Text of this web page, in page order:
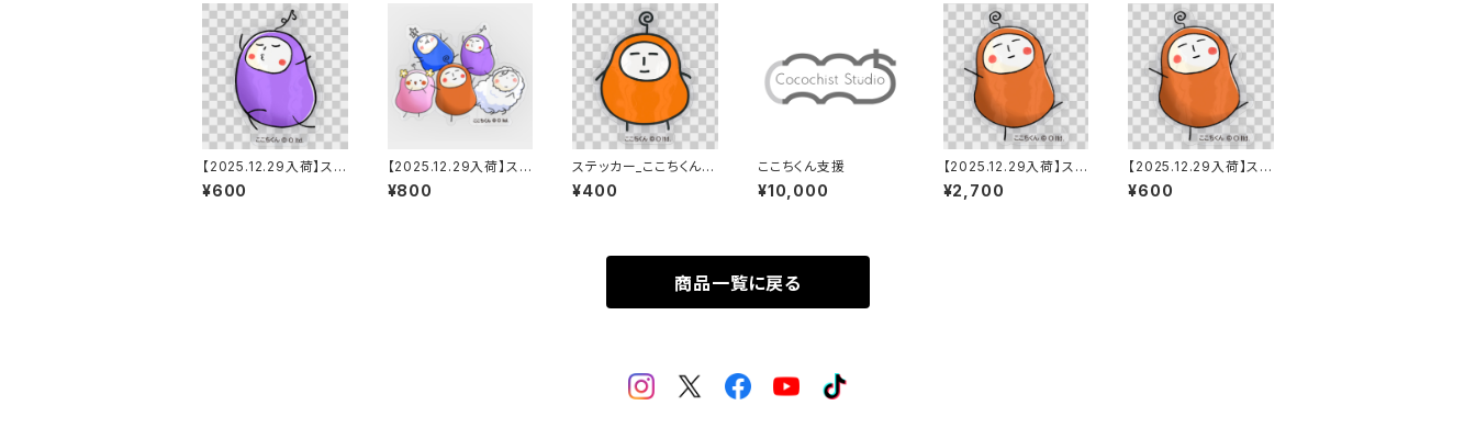
【2025.12.29入荷】ステ
ッカー_ここちくんSP
（中）_purple
¥600
【2025.12.29入荷】ステ
ッカー_ここちくんSP
（大）
¥800
ステッカー_ここちくん
（小）１枚
¥400
ここちくん支援
¥10,000
【2025.12.29入荷】ステ
ッカーセット_6種_SP
（中）・normal付
¥2,700
【2025.12.29入荷】ステ
ッカー_ここちくんSP
（中）_orange
¥600
商品一覧に戻る